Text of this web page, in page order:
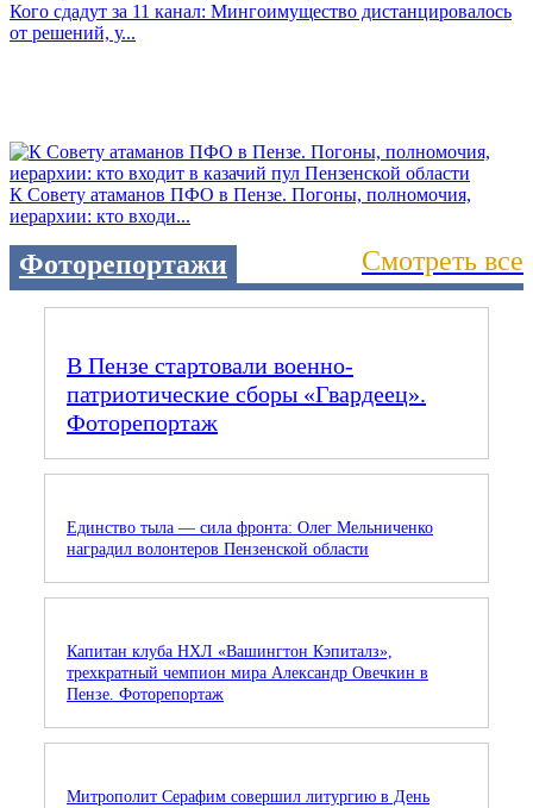
Кого сдадут за 11 канал: Мингоимущество дистанцировалось
от решений, у...
К Совету атаманов ПФО в Пензе. Погоны, полномочия,
иерархии: кто входи...
Фоторепортажи Смотреть все
В Пензе стартовали военно-
патриотические сборы «Гвардеец».
Фоторепортаж
Единство тыла — сила фронта: Олег Мельниченко
наградил волонтеров Пензенской области
Капитан клуба НХЛ «Вашингтон Кэпиталз»,
трехкратный чемпион мира Александр Овечкин в
Пензе. Фоторепортаж
Митрополит Серафим совершил литургию в День